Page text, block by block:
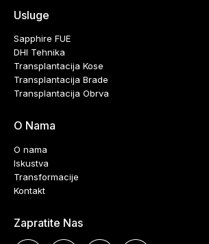
Usluge
Sapphire FUE
DHI Tehnika
Transplantacija Kose
Transplantacija Brade
Transplantacija Obrva
O Nama
O nama
Iskustva
Transformacije
Kontakt
Zapratite Nas